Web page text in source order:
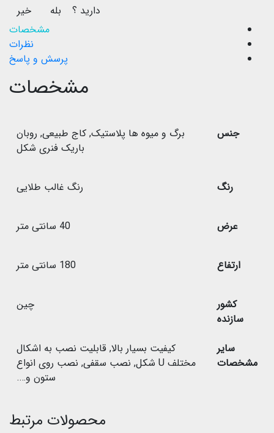
دارید ؟
بله
خیر
مشخصات
نظرات
پرسش و پاسخ
مشخصات
جنس برگ و میوه ها پلاستیک, کاج طبیعی, روبان
باریک فنری شکل
رنگ رنگ غالب طلایی
عرض 40 سانتی متر
ارتفاع 180 سانتی متر
کشور
سازنده
چین
سایر
مشخصات
کیفیت بسیار بالا, قابلیت نصب به اشکال
مختلف U شکل
, نصب سقفی, نصب روی انواع
ستون و….
محصولات مرتبط